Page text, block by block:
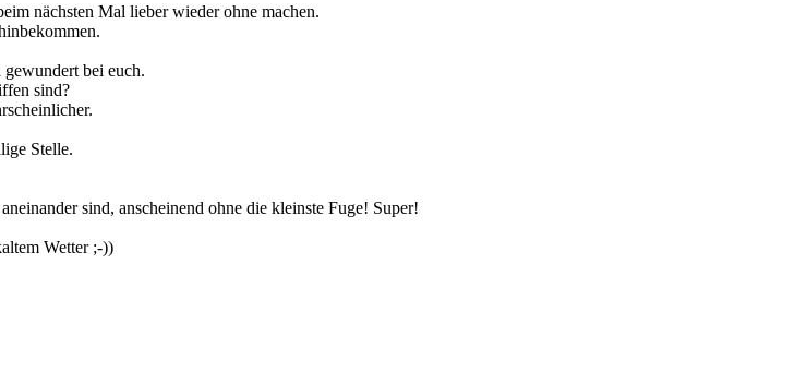
nächsten Mal lieber wieder ohne machen.
bei euch.
sind?
Stelle.
sind, anscheinend ohne die kleinste Fuge! Super!
Wetter ;-))